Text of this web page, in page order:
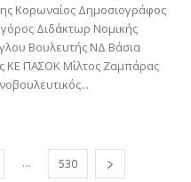
Κορωναίος Δημοσιογράφος
Διδάκτωρ Νομικής
Βουλευτής ΝΔ Βάσια
ΚΕ ΠΑΣΟΚ Μίλτος Ζαμπάρας
... 530